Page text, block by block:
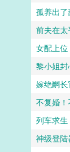
孤养出
前夫在
女配上
黎小姐
嫁绝嗣
不复婚
列车求
神级登陆